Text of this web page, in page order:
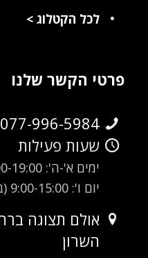
לכל הקטלוג>
פרטי הקשר שלנו
077-996-5984
שעות פעילות
ימים א'-ה': 9:00-19:00 (בתיאום מראש)
יום ו': 9:00-15:00 (בתיאום מראש)
השרון